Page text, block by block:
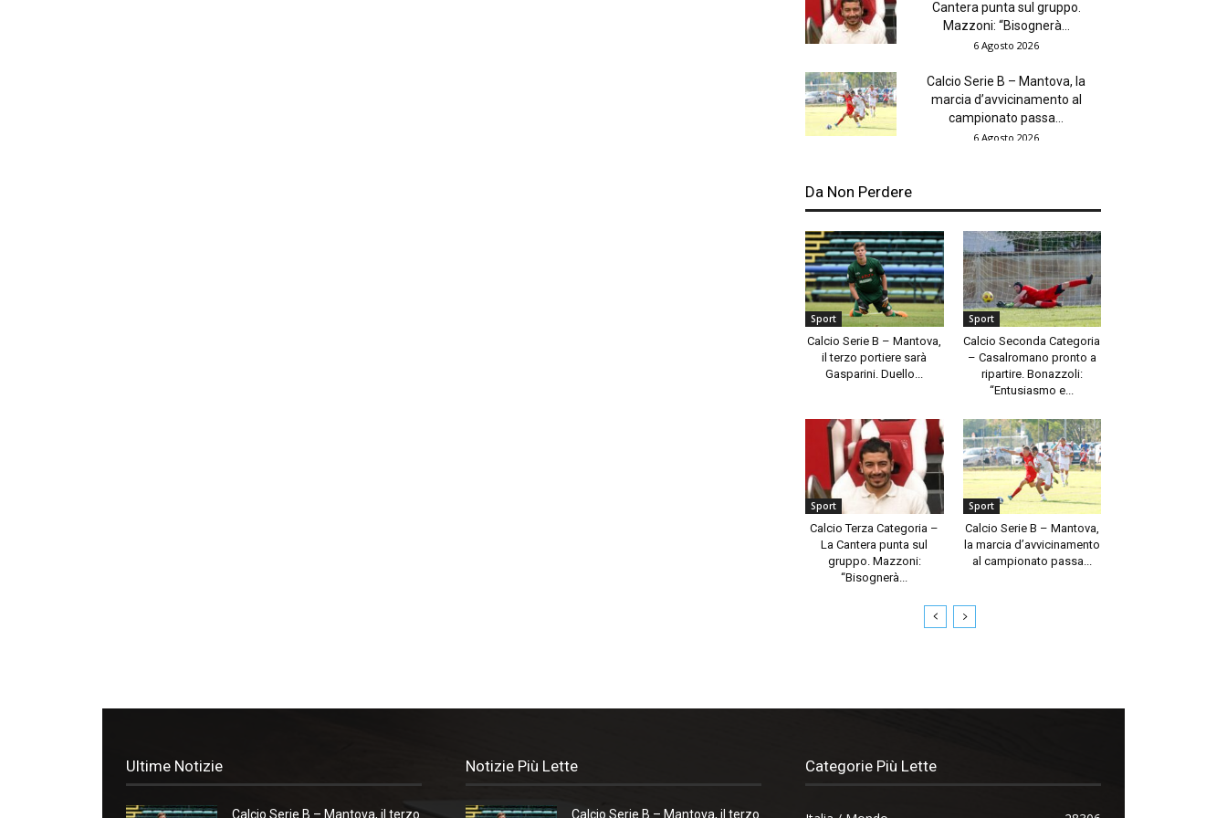
Cantera punta sul gruppo.
Mazzoni: “Bisognerà...
6 Agosto 2026
Calcio Serie B – Mantova, la
marcia d’avvicinamento al
campionato passa...
6 Agosto 2026
Da Non Perdere
Sport
Calcio Serie B – Mantova,
il terzo portiere sarà
Gasparini. Duello...
Sport
Calcio Seconda Categoria
– Casalromano pronto a
ripartire. Bonazzoli:
“Entusiasmo e...
Sport
Calcio Terza Categoria –
La Cantera punta sul
gruppo. Mazzoni:
“Bisognerà...
Sport
Calcio Serie B – Mantova,
la marcia d’avvicinamento
al campionato passa...
Ultime Notizie
Calcio Serie B – Mantova, il terzo
Notizie Più Lette
Calcio Serie B – Mantova, il terzo
Categorie Più Lette